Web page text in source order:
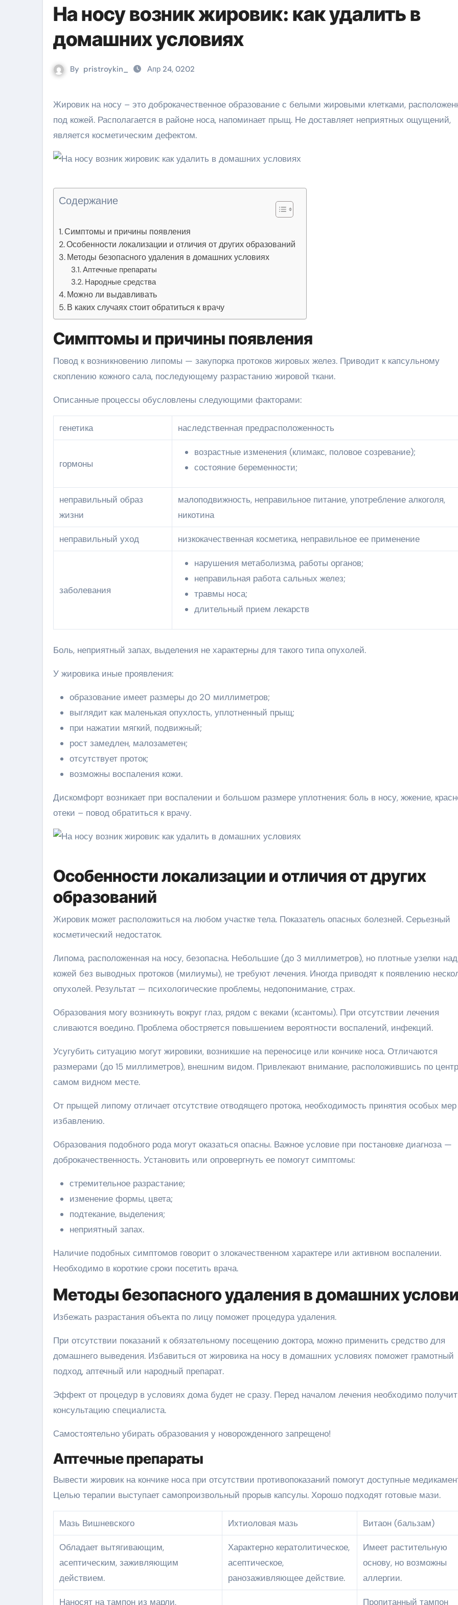
На носу возник жировик: как удалить в
домашних условиях
By pristroykin_ Апр 24, 0202
Жировик на носу – это доброкачественное образование с белыми жировыми клетками, расположенное
под кожей. Располагается в районе носа, напоминает прыщ. Не доставляет неприятных ощущений,
является косметическим дефектом.
Содержание
Симптомы и причины появления
Особенности локализации и отличия от других образований
Методы безопасного удаления в домашних условиях
Аптечные препараты
Народные средства
Можно ли выдавливать
В каких случаях стоит обратиться к врачу
Симптомы и причины появления
Повод к возникновению липомы — закупорка протоков жировых желез. Приводит к капсульному
скоплению кожного сала, последующему разрастанию жировой ткани.
Описанные процессы обусловлены следующими факторами:
генетика наследственная предрасположенность
гормоны
возрастные изменения (климакс, половое созревание);
состояние беременности;
неправильный образ
жизни
малоподвижность, неправильное питание, употребление алкоголя,
никотина
неправильный уход низкокачественная косметика, неправильное ее применение
заболевания
нарушения метаболизма, работы органов;
неправильная работа сальных желез;
травмы носа;
длительный прием лекарств
Боль, неприятный запах, выделения не характерны для такого типа опухолей.
У жировика иные проявления:
образование имеет размеры до 20 миллиметров;
выглядит как маленькая опухлость, уплотненный прыщ;
при нажатии мягкий, подвижный;
рост замедлен, малозаметен;
отсутствует проток;
возможны воспаления кожи.
Дискомфорт возникает при воспалении и большом размере уплотнения: боль в носу, жжение,
отеки – повод обратиться к врачу.
Особенности локализации и отличия от других
образований
Жировик может расположиться на любом участке тела. Показатель опасных болезней. Серьезный
косметический недостаток.
Липома, расположенная на носу, безопасна. Небольшие (до 3 миллиметров), но плотные узелки над
кожей без выводных протоков (милиумы), не требуют лечения. Иногда приводят к появлению
опухолей. Результат — психологические проблемы, недопонимание, страх.
Образования могу возникнуть вокруг глаз, рядом с веками (ксантомы). При отсутствии лечения
сливаются воедино. Проблема обостряется повышением вероятности воспалений, инфекций.
Усугубить ситуацию могут жировики, возникшие на переносице или кончике носа. Отличаются
размерами (до 15 миллиметров), внешним видом. Привлекают внимание, расположившись по
самом видном месте.
От прыщей липому отличает отсутствие отводящего протока, необходимость принятия особых
избавлению.
Образования подобного рода могут оказаться опасны. Важное условие при постановке диагноза —
доброкачественность. Установить или опровергнуть ее помогут симптомы:
стремительное разрастание;
изменение формы, цвета;
подтекание, выделения;
неприятный запах.
Наличие подобных симптомов говорит о злокачественном характере или активном воспалении.
Необходимо в короткие сроки посетить врача.
Методы безопасного удаления в домашних
Избежать разрастания объекта по лицу поможет процедура удаления.
При отсутствии показаний к обязательному посещению доктора, можно применить средство для
домашнего выведения. Избавиться от жировика на носу в домашних условиях поможет грамотный
подход, аптечный или народный препарат.
Эффект от процедур в условиях дома будет не сразу. Перед началом лечения необходимо
консультацию специалиста.
Самостоятельно убирать образования у новорожденного запрещено!
Аптечные препараты
Вывести жировик на кончике носа при отсутствии противопоказаний помогут доступные
Целью терапии выступает самопроизвольный прорыв капсулы. Хорошо подходят готовые мази.
Мазь Вишневского Ихтиоловая мазь Витаон (бальзам)
Обладает вытягивающим,
асептическим, заживляющим
действием.
Характерно кератолитическое,
асептическое,
ранозаживляющее действие.
Имеет растительную
основу, но возможны
аллергии.
Наносят на тампон из марли, Пропитанный тампон